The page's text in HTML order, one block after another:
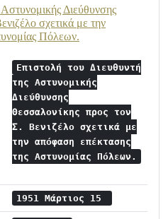
Διεύθυνσης
σχετικά με την
Πόλεων.
Επιστολή του Διευθυντή
της Αστυνομικής
Διεύθυνσης
Θεσσαλονίκης προς τον
Σ. Βενιζέλο σχετικά με
την απόφαση επέκτασης
της Αστυνομίας Πόλεων.
1951 Μάρτιος 15